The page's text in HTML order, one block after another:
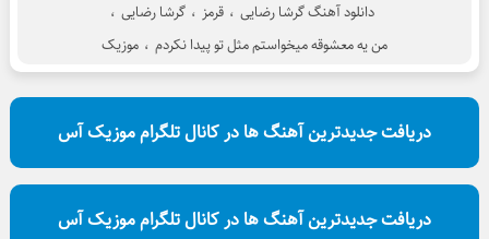
دانلود آهنگ گرشا رضایی ، قرمز ، گرشا رضایی ،
من یه معشوقه میخواستم مثل تو پیدا نکردم ، موزیک
دریافت جدیدترین آهنگ ها در کانال تلگرام موزیک آس
دریافت جدیدترین آهنگ ها در کانال تلگرام موزیک آس